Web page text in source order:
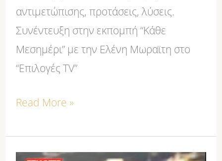
αντιμετώπισης, προτάσεις, λύσεις.
Συνέντευξη στην εκπομπή “Κάθε
Μεσημέρι” με την Ελένη Μωραϊτη στο
“Επιλογές TV”
Read More »